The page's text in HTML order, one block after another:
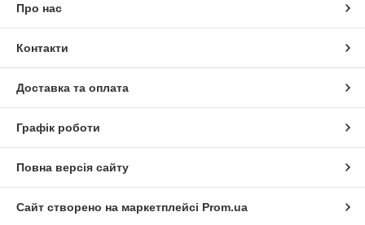
Про нас
Контакти
Доставка та оплата
Графік роботи
Повна версія сайту
Сайт створено на маркетплейсі Prom.ua